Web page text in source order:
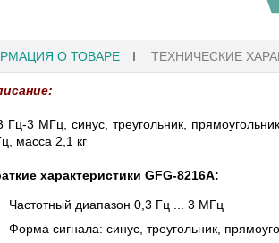
СЕРИИ UXR
КАБЕЛЕЙ И
О ТОВАРЕ ТЕХНИЧЕСКИЕ
Гц-3 МГц, синус, треугольник,
масса 2,1 кг
характеристики GFG-8216A:
Частотный диапазон 0,3 Гц ... 3 МГц
Форма сигнала: синус, треугольник,